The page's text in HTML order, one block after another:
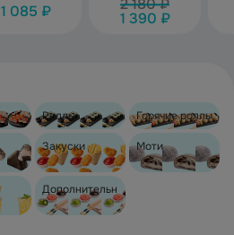
1 085 ₽ 2 180 ₽
1 390 ₽
Роллы Горячие роллы
Закуски Моти
Дополнительн
о